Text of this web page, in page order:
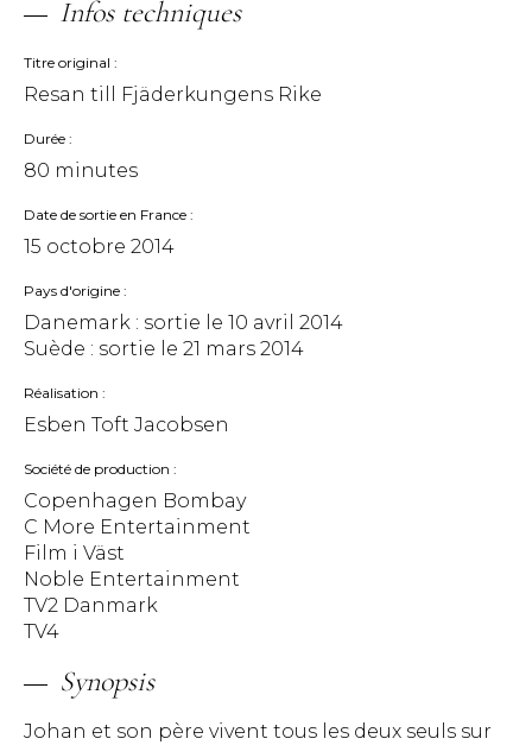
Infos techniques
Titre original
Resan till Fjäderkungens Rike
Durée
80 minutes
Date de sortie en France
15 octobre 2014
Pays d'origine
Danemark : sortie le 10 avril 2014
Suède : sortie le 21 mars 2014
Réalisation
Esben Toft Jacobsen
Société de production
Copenhagen Bombay
C More Entertainment
Film i Väst
Noble Entertainment
TV2 Danmark
TV4
Synopsis
Johan et son père vivent tous les deux seuls sur